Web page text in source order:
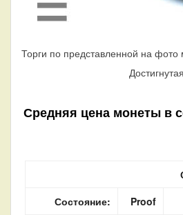
Торги по представленной на фото
Средняя цена монеты в
Состояние:
Proof